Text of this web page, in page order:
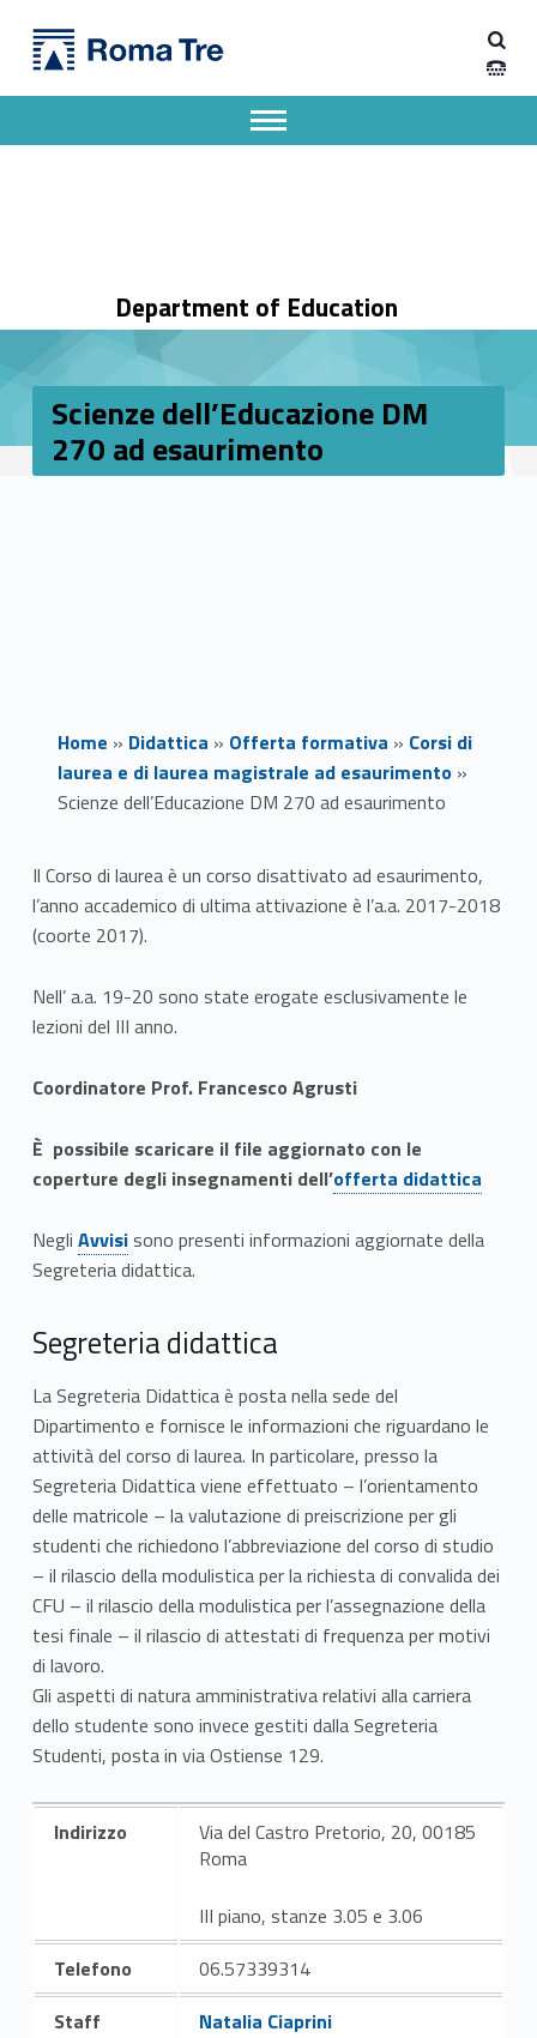
Scienze dell'Educazione DM 270 ad esaurimento - Dipartimento di Scienze della Formazione
Dipartimento di Scienze della Formazione dell'Università degli Studi Roma Tre
Department of Education
Apri il menu secondario
Header info sidebar
Scienze dell’Educazione DM
270 ad esaurimento
Home » Didattica » Offerta formativa » Corsi di
laurea e di laurea magistrale ad esaurimento»
Scienze dell’Educazione DM 270 ad esaurimento
S
c
i
e
n
z
e
d
e
l
l
’
E
d
u
c
a
z
i
o
D
M
Il Corso di laurea è un corso disattivato ad esaurimento,
l’anno accademico di ultima attivazione è l’a.a. 2017-2018
(coorte 2017).
Nell’ a.a. 19-20 sono state erogate esclusivamente le
lezioni del III anno.
Coordinatore Prof. Francesco Agrusti
È possibile scaricare il file aggiornato con le
coperture degli insegnamenti dell’Link identifier #identifier__32001-1offerta didattica
Link identifier #identifier__140692-7
Link identifier #identifier__5855
Negli Link identifier #identifier__79835-9
Link identifier #identifier__35492-2
Avvisisono presenti informazioni aggiornate della
Segreteria didattica.
Segreteria didattica
La Segreteria Didattica è posta nella sede del
Dipartimento e fornisce le informazioni che riguardano le
attività del corso di laurea. In particolare, presso la
Segreteria Didattica viene effettuato – l’orientamento
delle matricole – la valutazione di preiscrizione per gli
studenti che richiedono l’abbreviazione del corso di studio
– il rilascio della modulistica per la richiesta di convalida dei
CFU – il rilascio della modulistica per l’assegnazione della
tesi finale – il rilascio di attestati di frequenza per motivi
di lavoro.
Gli aspetti di natura amministrativa relativi alla carriera
dello studente sono invece gestiti dalla Segreteria
Studenti, posta in via Ostiense 129.
Indirizzo
Via del Castro Pretorio, 20, 00185
Roma
III piano, stanze 3.05 e 3.06
Telefono
06.57339314
Staff
Link identifier #identifier__90808-15
Natalia Ciaprini